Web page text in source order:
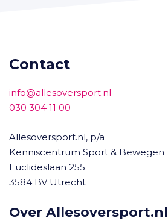
Contact
info@allesoversport.nl
030 304 11 00
Allesoversport.nl, p/a
Kenniscentrum Sport & Bewegen
Euclideslaan 255
3584 BV Utrecht
Over Allesoversport.nl